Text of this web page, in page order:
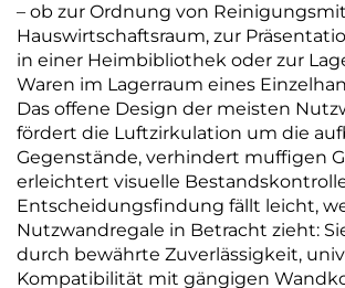
– ob zur Ordnung von
Hauswirtschaftsraum, zur
in einer Heimbibliothek oder zur
Waren im Lagerraum eines
Das offene Design der meisten
fördert die Luftzirkulation um die
Gegenstände, verhindert muffigen
erleichtert visuelle
Entscheidungsfindung fällt leicht,
Nutzwandregale in Betracht zieht:
durch bewährte Zuverlässigkeit,
Kompatibilität mit gängigen